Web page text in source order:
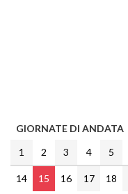
GIORNATE DI ANDATA
1
2 3 4 5
14 15 16 17 18